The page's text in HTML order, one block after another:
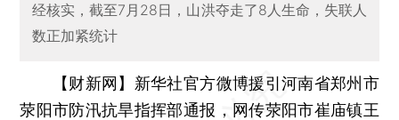
经核实，截至7月28日，山洪夺走了8人生命，失联人
数正加紧统计
【财新网】 新华社官方微博援引河南省郑州市
荥阳市防汛抗旱指挥部通报，网传荥阳市崔庙镇王